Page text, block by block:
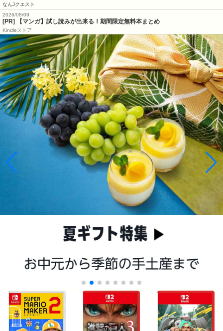
なんJクエスト
2026/08/09
[PR] 【マンガ】試し読みが出来る！期間限定無料本まとめ
Kindleストア